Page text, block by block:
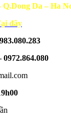
Q.Dong Da – Ha
đây
0972.864.080